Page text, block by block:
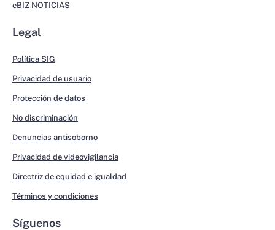
eBIZ NOTICIAS
Legal
Política SIG
Privacidad de usuario
Protección de datos
No discriminación
Denuncias antisoborno
Privacidad de videovigilancia
Directriz de equidad e igualdad
Términos y condiciones
Síguenos